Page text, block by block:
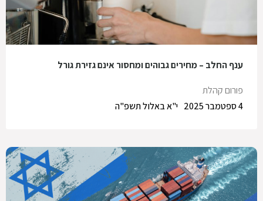
ענף החלב – מחירים גבוהים ומחסור אינם גזירת גורל
פורום קהלת
י"א באלול תשפ"ה
4 ספטמבר 2025